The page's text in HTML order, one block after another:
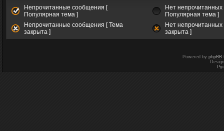
Непрочитанные сообщения [
Популярная тема ]
Нет
Популярная тема ]
Непрочитанные сообщения [ Тема
закрыта ]
Нет
закрыта ]
Powered by phpBB